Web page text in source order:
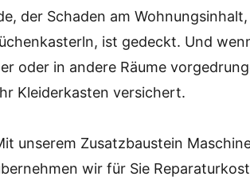
der Schaden am
ist gedeckt. Und
oder in andere Räume
Kleiderkasten versichert.
unserem Zusatzbaustein
wir für Sie